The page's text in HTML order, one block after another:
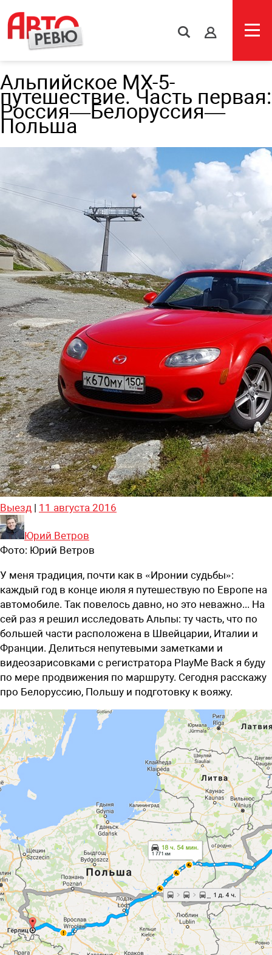
s
Альпийское МХ-5-
путешествие. Часть первая:
Россия—Белоруссия—
Польша
Выезд | 11 августа 2016
Юрий Ветров
Фото: Юрий Ветров
У меня традиция, почти как в «Иронии судьбы»:
каждый год в конце июля я путешествую по Европе на
автомобиле. Так повелось давно, но это неважно... На
сей раз я решил исследовать Альпы: ту часть, что по
большей части расположена в Швейцарии, Италии и
Франции. Делиться непутевыми заметками и
видеозарисовками с регистратора PlayMe Back я буду
по мере продвижения по маршруту. Сегодня расскажу
про Белоруссию, Польшу и подготовку к вояжу.